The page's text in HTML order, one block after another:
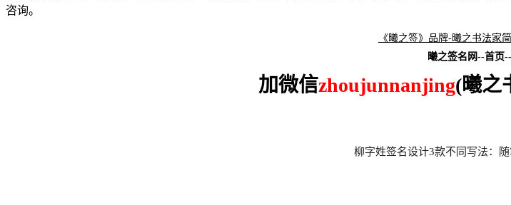
咨询。
《曦之签》品牌-曦之书法家
曦之签名网--首页
加微信zhoujunnanjing(曦之
柳字姓签名设计3款不同写法：